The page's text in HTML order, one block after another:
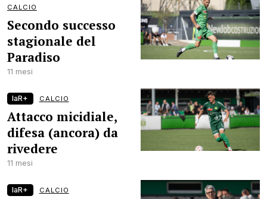
CALCIO
Secondo successo
stagionale del
Paradiso
11 mesi
laR+ CALCIO
Attacco micidiale,
difesa (ancora) da
rivedere
11 mesi
laR+ CALCIO